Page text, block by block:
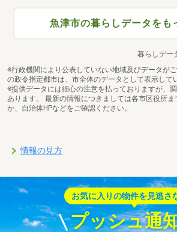
魚津市の暮らしデータをも
暮らしデー
※行政機関により公表していない地域及びデータが
の政令指定都市は、市全体のデータとして表示して
※提供データには細心の注意を払っておりますが、
あります。 最新の情報につきましては各市区役所ま
か、自治体HPなどをご確認ください。
情報の見方
お気に入りの物件を見逃さ
プッシュ通